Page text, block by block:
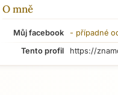
O mně
Můj facebook - případné
Tento profil
https://